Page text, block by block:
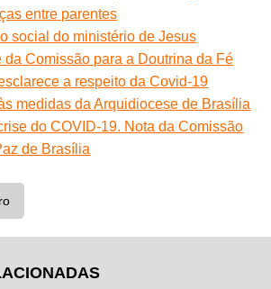
entre parentes
social do ministério de Jesus
da Comissão para a Doutrina da Fé
a respeito da Covid-19
medidas da Arquidiocese de Brasília
do COVID-19. Nota da Comissão
de Brasília